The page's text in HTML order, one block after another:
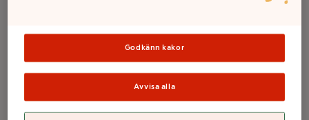
Mjällschampo
Citrus Fresh 250ml
Head & Shoulders
Godkänn kakor
Avvisa alla